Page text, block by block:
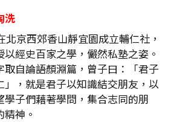
洗
北京西郊香山靜宜園成立輔仁社，
經史百家之學，儼然私塾之姿。
取自論語顏淵篇，曾子曰：「君子
」，就是君子以知識結交朋友，以
子們藉著學問，集合志同的朋
神。